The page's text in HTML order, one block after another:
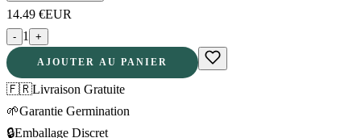
14.49 €EUR
- 1 +
AJOUTER AU PANIER
🇫🇷Livraison Gratuite
🌱Garantie Germination
🔒Emballage Discret